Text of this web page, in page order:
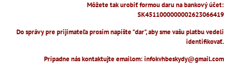
Môžete tak urobiť formou daru na bankový účet:
SK4511000000002623066419
Do správy pre prijímateľa prosím napíšte "dar", aby sme vašu platbu vedeli
identifikovať.
Prípadne nás kontaktujte emailom: infokvhbeskydy@gmail.com